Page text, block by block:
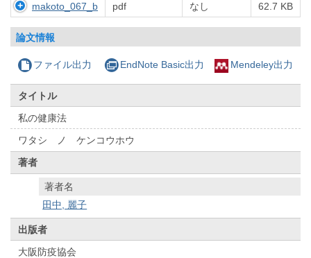
makoto_067_b pdf なし 62.7 KB
論文情報
ファイル出力 EndNote Basic出力 Mendeley出力
タイトル
私の健康法
ワタシ ノ ケンコウホウ
著者
著者名
田中, 麗子
出版者
大阪防疫協会